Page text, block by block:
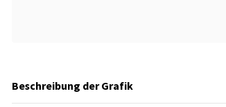
Beschreibung der Grafik